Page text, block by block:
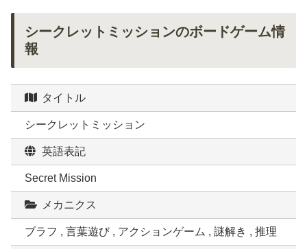
シークレットミッションのボードゲーム情
報
タイトル
シークレットミッション
英語表記
Secret Mission
メカニクス
ブラフ , 言葉遊び , アクションゲーム , 謎解き , 推理